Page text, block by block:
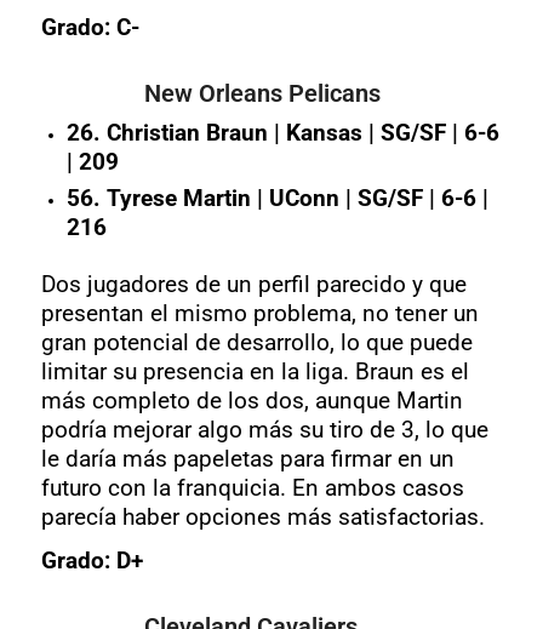
Grado: C-
New Orleans Pelicans
26. Christian Braun | Kansas | SG/SF | 6-6
| 209
56. Tyrese Martin | UConn | SG/SF | 6-6 |
216
Dos jugadores de un perfil parecido y que
presentan el mismo problema, no tener un
gran potencial de desarrollo, lo que puede
limitar su presencia en la liga. Braun es el
más completo de los dos, aunque Martin
podría mejorar algo más su tiro de 3, lo que
le daría más papeletas para firmar en un
futuro con la franquicia. En ambos casos
parecía haber opciones más satisfactorias.
Grado: D+